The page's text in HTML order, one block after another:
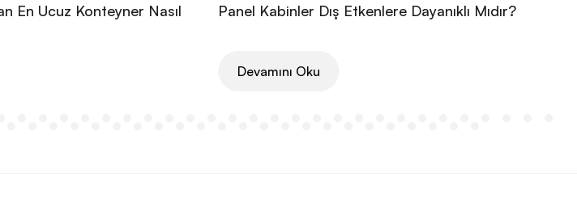
En Ucuz Konteyner Nasıl
Panel Kabinler Dış Etkenlere Dayanıklı Mıdır?
Devamını Oku